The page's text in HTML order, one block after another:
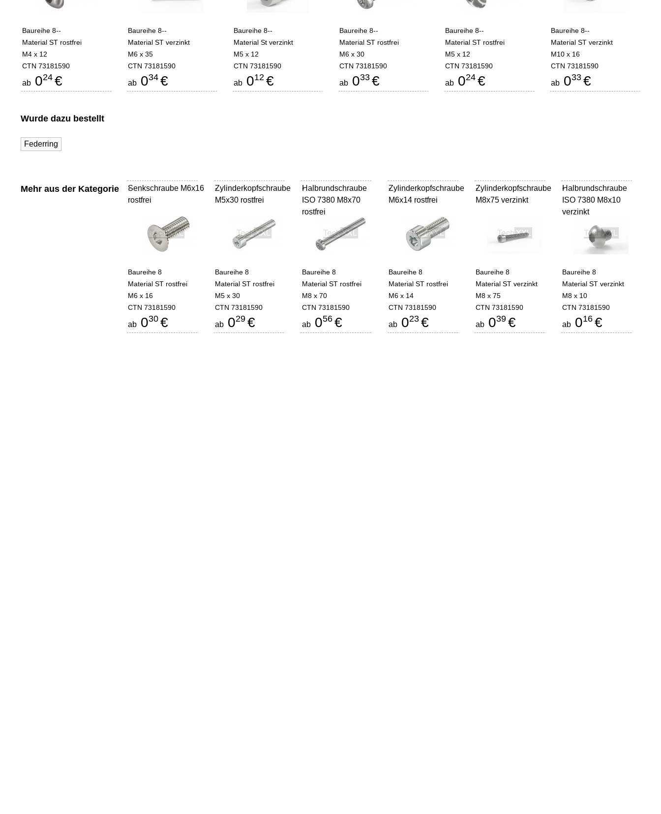
Baureihe 8--
Material ST rostfrei
M4 x 12
CTN 73181590
ab 024 €
Baureihe 8--
Material ST verzinkt
M6 x 35
CTN 73181590
ab 034 €
Baureihe 8--
Material St verzinkt
M5 x 12
CTN 73181590
ab 012 €
Baureihe 8--
Material ST rostfrei
M6 x 30
CTN 73181590
ab 033 €
Baureihe 8--
Material ST rostfrei
M5 x 12
CTN 73181590
ab 024 €
Baureihe 8--
Material ST verzinkt
M10 x 16
CTN 73181590
ab 033 €
Wurde dazu bestellt
Federring
Mehr aus der Kategorie
Senkschraube M6x16
rostfrei
-
Baureihe 8
Material ST rostfrei
M6 x 16
CTN 73181590
ab 030 €
Zylinderkopfschraube
M5x30 rostfrei
-
Baureihe 8
Material ST rostfrei
M5 x 30
CTN 73181590
ab029 €
Halbrundschraube
ISO 7380 M8x70
rostfrei
-
Baureihe 8
Material ST rostfrei
M8 x 70
CTN 73181590
ab056 €
Zylinderkopfschraube
M6x14 rostfrei
-
Baureihe 8
Material ST rostfrei
M6 x 14
CTN 73181590
ab 023 €
Zylinderkopfschraube
M8x75 verzinkt
-
Baureihe 8
Material ST verzinkt
M8 x 75
CTN 73181590
ab039 €
Halbrundschraube
ISO 7380 M8x10
verzinkt
-
Baureihe 8
Material ST verzinkt
M8 x 10
CTN 73181590
ab 016 €